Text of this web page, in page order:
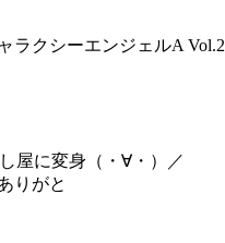
ラクシーエンジェルA Vol.2
屋に変身（・∀・）／
りがと